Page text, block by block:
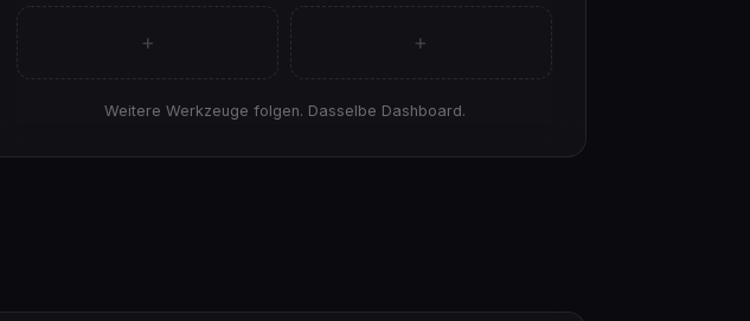
+ +
Weitere Werkzeuge folgen. Dasselbe Dashboard.